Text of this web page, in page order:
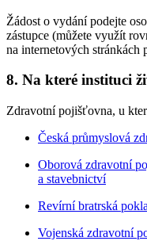
Žádost o vydání podejte
zástupce (můžete využít
na internetových
8. Na které instituci
Zdravotní pojišťovna, u
Česká průmyslová
Oborová zdravotní
a stavebnictví
Revírní bratrská
Vojenská zdravotní